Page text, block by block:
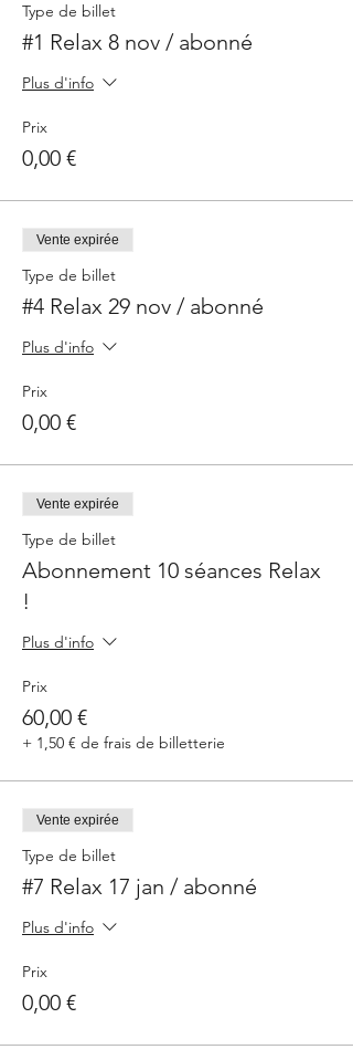
Type de billet
#1 Relax 8 nov / abonné
Plus d'info
Prix
0,00 €
Vente expirée
Type de billet
#4 Relax 29 nov / abonné
Plus d'info
Prix
0,00 €
Vente expirée
Type de billet
Abonnement 10 séances Relax
!
Plus d'info
Prix
60,00 €
+ 1,50 € de frais de billetterie
Vente expirée
Type de billet
#7 Relax 17 jan / abonné
Plus d'info
Prix
0,00 €